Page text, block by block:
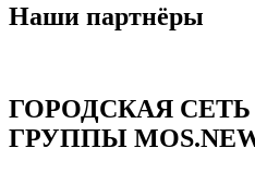
Наши партнёры
ГОРОДСКАЯ
ГРУППЫ